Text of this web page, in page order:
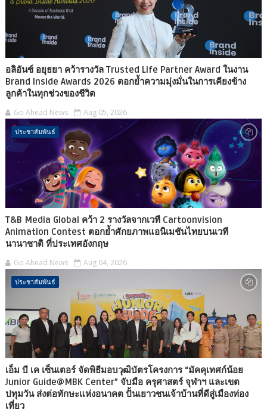
อลิอันซ์ อยุธยา คว้ารางวัล Trusted Life Partner Award ในงาน
Brand Inside Awards 2026 ตอกย้ำความมุ่งมั่นในการเคียงข้าง
ลูกค้าในทุกช่วงของชีวิต
Go Ahead News Aug 05, 2026
ประชาสัมพันธ์
T&B Media Global คว้า 2 รางวัลจากเวที Cartoonvision
Animation Contest ตอกย้ำศักยภาพแอนิเมชันไทยบนเวที
นานาชาติ ที่ประเทศอังกฤษ
Go Ahead News Aug 04, 2026
ประชาสัมพันธ์
เอ็ม บี เค เซ็นเตอร์ จัดพิธีมอบวุฒิบัตรโครงการ “มัคคุเทศก์น้อย
Junior Guide@MBK Center” จับมือ ครุศาสตร์ จุฬาฯ และเขต
ปทุมวัน ส่งต่อทักษะแห่งอนาคต ปั้นเยาวชนเจ้าบ้านที่ดีสู่เมืองท่อง
เที่ยว